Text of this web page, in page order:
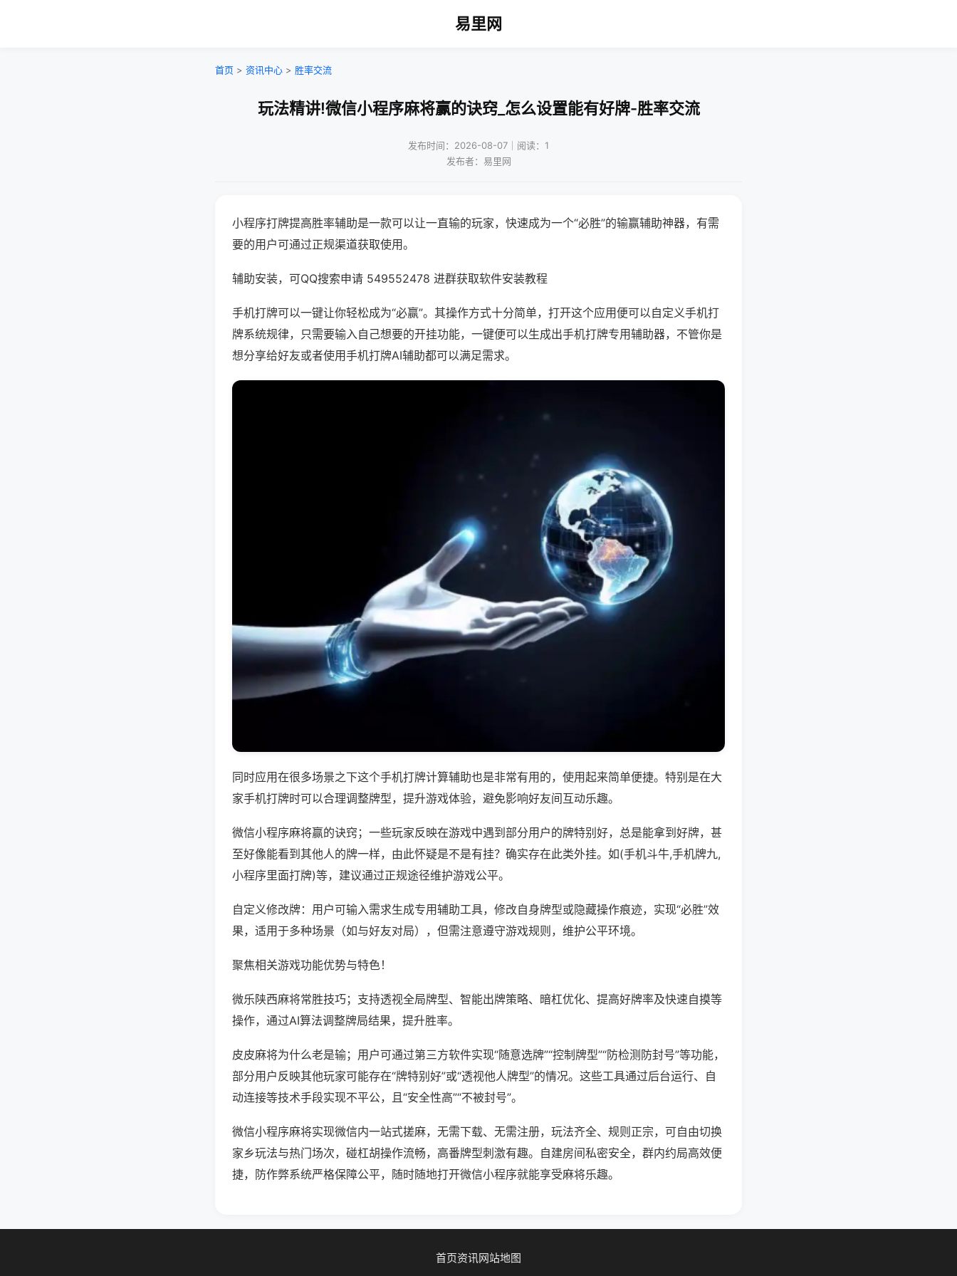
易里网
首页 > 资讯中心 > 胜率交流
玩法精讲!微信小程序麻将赢的诀窍_怎么设置能有好牌-胜率交流
发布时间：2026-08-07｜阅读：1
发布者：易里网
小程序打牌提高胜率辅助是一款可以让一直输的玩家，快速成为一个“必胜”的输赢辅助神器，有需
要的用户可通过正规渠道获取使用。
辅助安装，可QQ搜索申请 549552478 进群获取软件安装教程
手机打牌可以一键让你轻松成为“必赢”。其操作方式十分简单，打开这个应用便可以自定义手机打
牌系统规律，只需要输入自己想要的开挂功能，一键便可以生成出手机打牌专用辅助器，不管你是
想分享给好友或者使用手机打牌AI辅助都可以满足需求。
同时应用在很多场景之下这个手机打牌计算辅助也是非常有用的，使用起来简单便捷。特别是在大
家手机打牌时可以合理调整牌型，提升游戏体验，避免影响好友间互动乐趣。
微信小程序麻将赢的诀窍；一些玩家反映在游戏中遇到部分用户的牌特别好，总是能拿到好牌，甚
至好像能看到其他人的牌一样，由此怀疑是不是有挂？确实存在此类外挂。如(手机斗牛,手机牌九,
小程序里面打牌)等，建议通过正规途径维护游戏公平。
自定义修改牌：用户可输入需求生成专用辅助工具，修改自身牌型或隐藏操作痕迹，实现“必胜”效
果，适用于多种场景（如与好友对局），但需注意遵守游戏规则，维护公平环境。
聚焦相关游戏功能优势与特色！
微乐陕西麻将常胜技巧；支持透视全局牌型、智能出牌策略、暗杠优化、提高好牌率及快速自摸等
操作，通过AI算法调整牌局结果，提升胜率。
皮皮麻将为什么老是输；用户可通过第三方软件实现“随意选牌”“控制牌型”“防检测防封号”等功能，
部分用户反映其他玩家可能存在“牌特别好”或“透视他人牌型”的情况。这些工具通过后台运行、自
动连接等技术手段实现不平公，且“安全性高”“不被封号”。
微信小程序麻将实现微信内一站式搓麻，无需下载、无需注册，玩法齐全、规则正宗，可自由切换
家乡玩法与热门场次，碰杠胡操作流畅，高番牌型刺激有趣。自建房间私密安全，群内约局高效便
捷，防作弊系统严格保障公平，随时随地打开微信小程序就能享受麻将乐趣。
首页资讯网站地图